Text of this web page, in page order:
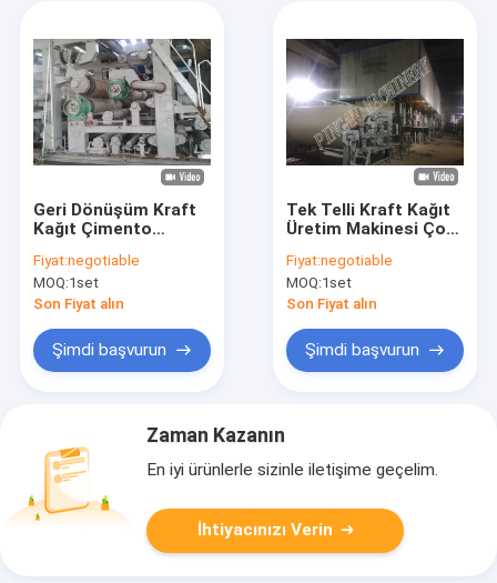
Geri Dönüşüm Kraft
Kağıt Çimento
Makinesi
Fiyat:negotiable
MOQ:1set
Son Fiyat alın
Şimdi başvurun
Tek Telli Kraft Kağıt
Üretim Makinesi Çok
Sanatları Kağıt
Endüstrisi
Fiyat:negotiable
MOQ:1set
Son Fiyat alın
Şimdi başvurun
Zaman Kazanın
En iyi ürünlerle sizinle iletişime geçelim.
İhtiyacınızı Verin